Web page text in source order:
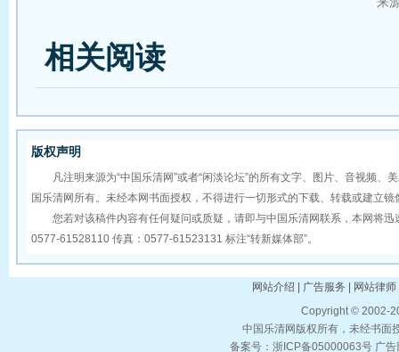
相关阅读
版权声明
凡注明来源为“中国乐清网”或者“闲淡论坛”的所有文字、图片、音视频、
国乐清网所有。未经本网书面授权，不得进行一切形式的下载、转载或建立镜
您若对该稿件内容有任何疑问或质疑，请即与中国乐清网联系，本网将迅
0577-61528110 传真：0577-61523131 标注“转新媒体部”。
网站介绍 | 广告服务 | 网站律
Copyright © 2002-
中国乐清网版权所有，未经书面
备案号：浙ICP备05000063号 广